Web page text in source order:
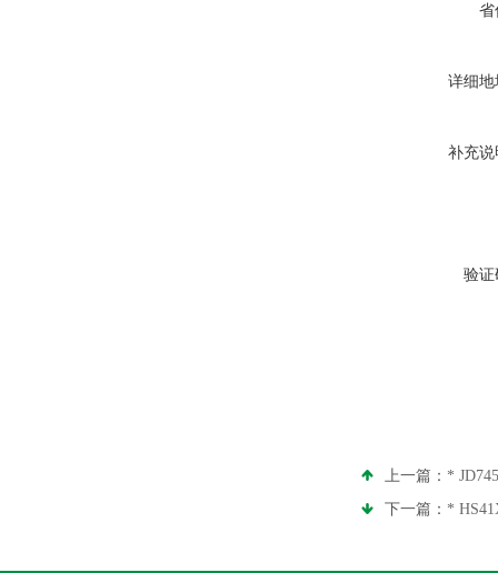
省
详细地
补充说
验证
上一篇： *
下一篇： *